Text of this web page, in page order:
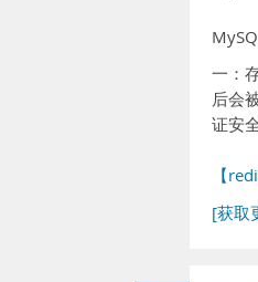
一：
后会
证安
【
[获取